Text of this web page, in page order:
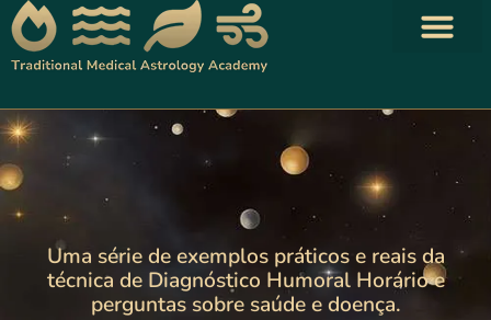
Uma série de exemplos práticos e reais da
técnica de Diagnóstico Humoral Horário e
perguntas sobre saúde e doença.